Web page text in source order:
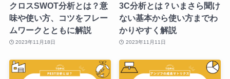
クロスSWOT分析とは？意
味や使い方、コツをフレー
ムワークとともに解説
2023年11月18日
3C分析とは？いまさら聞け
ない基本から使い方までわ
かりやすく解説
2023年11月11日